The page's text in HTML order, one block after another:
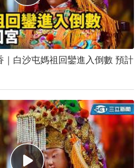
｜白沙屯媽祖回鑾進入倒數 預計